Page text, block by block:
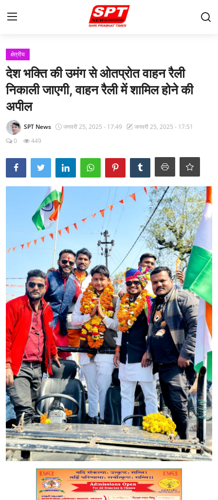
मुखपृष्ठ
Contact
About-Us
क्षेत्रीय
Gallery
विदेश
शिक्षा जगत
रोजगार
मनोरंजन
अपराध
विडियो
Hindi
क्षेत्रीय
देश भक्ति की उमंग से ओतप्रोत वाहन रैली
निकाली जाएगी, वाहन रैली में शामिल होने की
अपील
SPT News जनवरी 25, 2025 - 17:49
जनवरी 25, 2025 - 17:51
0
449